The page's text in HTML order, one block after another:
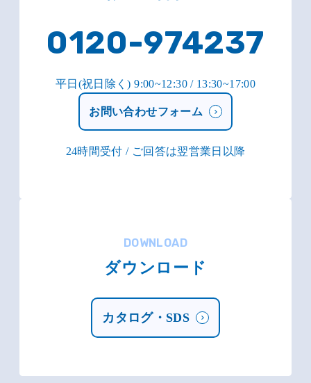
0120-974237
平日(祝日除く) 9:00~12:30 / 13:30~17:00
お問い合わせフォーム
24時間受付 / ご回答は翌営業日以降
DOWNLOAD
ダウンロード
カタログ・SDS